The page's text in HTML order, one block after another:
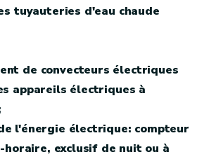
tuyauteries d'eau chaude
de convecteurs électriques
appareils électriques à
l'énergie électrique: compteur
exclusif de nuit ou à